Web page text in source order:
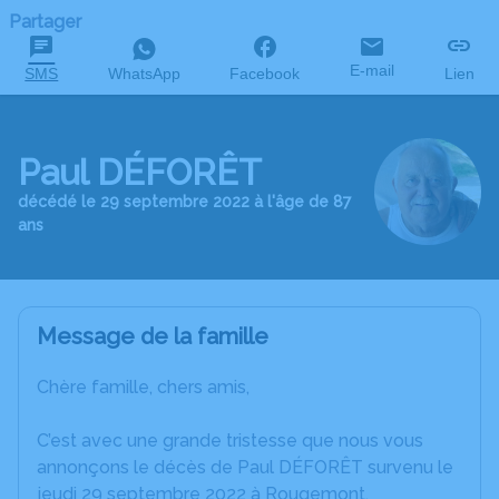
Partager
SMS WhatsApp Facebook E-mail Lien
Paul DÉFORÊT
décédé le 29 septembre 2022 à l'âge de 87
ans
Message de la famille
Chère famille, chers amis,
C’est avec une grande tristesse que nous vous
annonçons le décès de Paul DÉFORÊT survenu le
jeudi 29 septembre 2022 à Rougemont.